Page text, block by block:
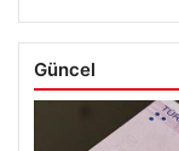
Güncel